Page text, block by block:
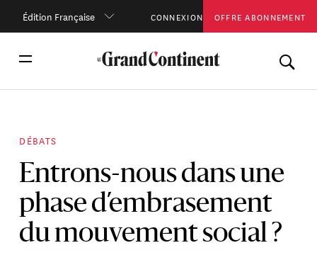
Édition Française CONNEXION OFFRE ABONNEMENT
DÉBATS
Entrons-nous dans une
phase d’embrasement
du mouvement social ?